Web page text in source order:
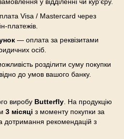
у відділенні чи кур'єру.
Visa / Mastercard через
платежів.
— оплата за реквізитами
осіб.
розділити суму покупки
до умов вашого банку.
виробу Butterfly . На продукцію
3 місяці з моменту покупки за
дотримання рекомендацій з